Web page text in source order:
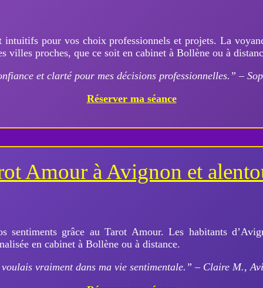
intuitifs pour vos choix professionnels et projets. La
villes proches, que ce soit en cabinet à Bollène ou à
et clarté pour mes décisions professionnelles.” –
Réserver ma séance
Amour à Avignon et
sentiments grâce au Tarot Amour. Les habitants
en cabinet à Bollène ou à distance.
vraiment dans ma vie sentimentale.” – Claire M.,